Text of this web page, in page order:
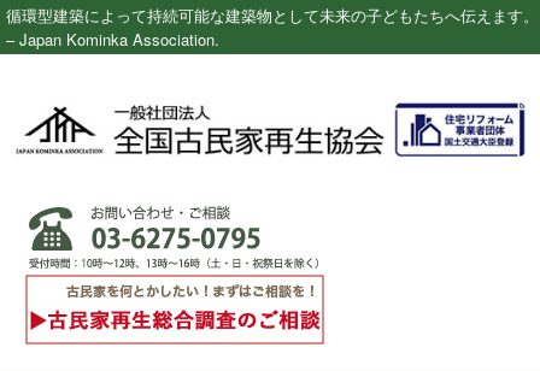
循環型建築によって持続可能な建築物として未来の子どもたちへ伝えます。
– Japan Kominka Association.